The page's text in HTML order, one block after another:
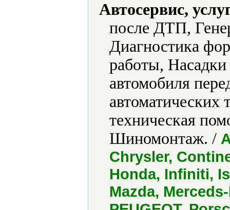
Автосервис,
после ДТП,
Диагностика
работы,
автомобиля
техническая
Шиномонтаж. /
Chrysler,
Honda, Infiniti,
Mazda,